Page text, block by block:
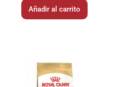
Añadir al carrito